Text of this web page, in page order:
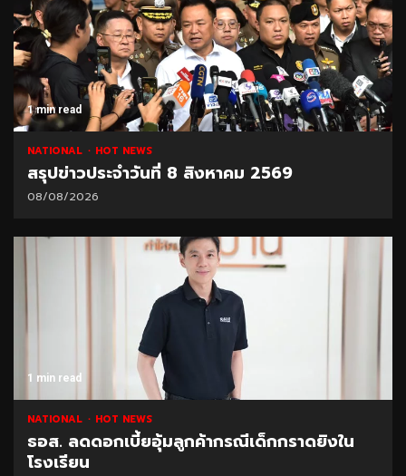
1 min read
NATIONAL HOT NEWS
สรุปข่าวประจำวันที่ 8 สิงหาคม 2569
08/08/2026
1 min read
NATIONAL HOT NEWS
ธอส. ลดดอกเบี้ยอุ้มลูกค้ากรณีเด็กกราดยิงใน
โรงเรียน